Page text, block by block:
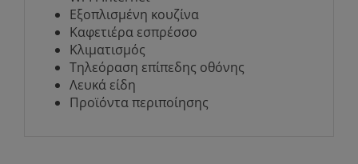
Εξοπλισμένη κουζίνα
Καφετιέρα εσπρέσσο
Κλιματισμός
Τηλεόραση επίπεδης οθόνης
Λευκά είδη
Προϊόντα περιποίησης